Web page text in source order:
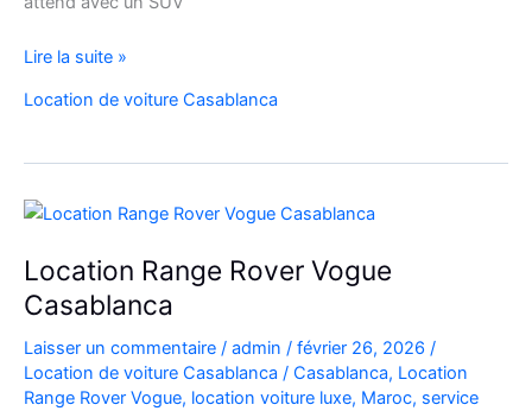
Réservez
SUV
Luxe
à
l’Aéroport
Mohammed
V
Lire la suite »
Location de voiture Casablanca
Location Range Rover Vogue
Casablanca
Laisser un commentaire / admin / février 26, 2026 /
Location de voiture Casablanca / Casablanca, Location
Range Rover Vogue, location voiture luxe, Maroc, service